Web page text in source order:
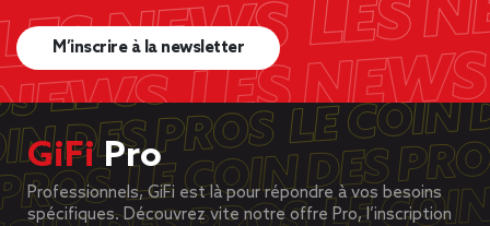
M’inscrire à la newsletter
GiFiPro
Professionnels, GiFi est là pour répondre à vos besoins
spécifiques. Découvrez vite notre offre Pro, l’inscription